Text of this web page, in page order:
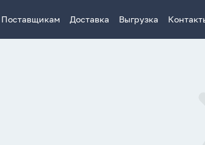
Поставщикам Доставка Выгрузка